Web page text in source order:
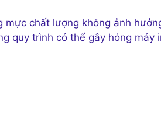
mực chất lượng không ảnh
quy trình có thể gây hỏng máy